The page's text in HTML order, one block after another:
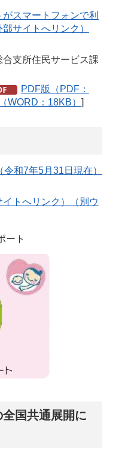
スマートフォンで利
サイトへリンク）
支所住民サービス課
PDF版（PDF：
WORD：18KB） ]
和7年5月31日現在）
トへリンク）（別ウ
ート
国共通展開に